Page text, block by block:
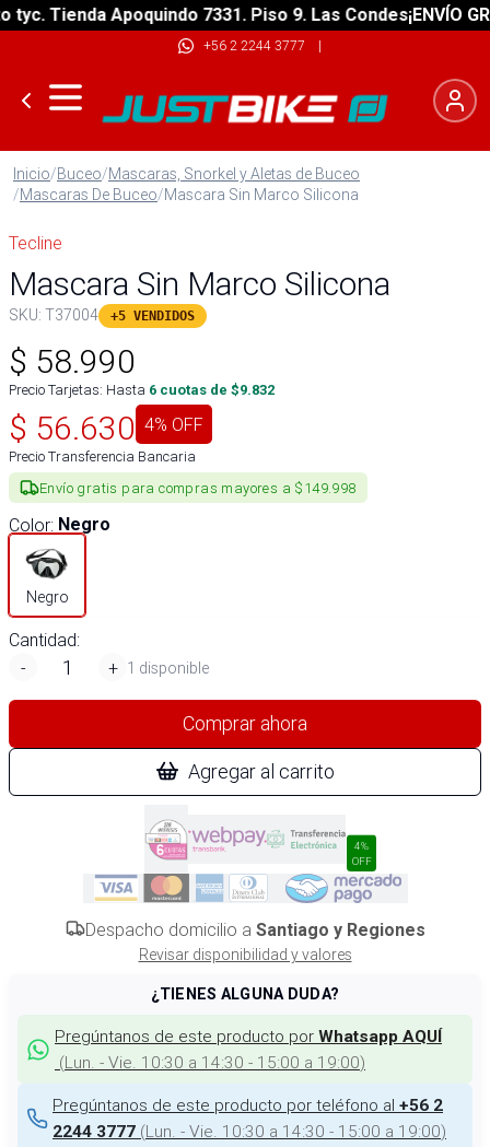
Tienda Apoquindo 7331. Piso 9. Las Condes¡ENVÍO
+56 2 2244 3777 |
Inicio/Buceo/Mascaras, Snorkel y Aletas de Buceo
/Mascaras De Buceo/Mascara Sin Marco Silicona
Tecline
Mascara Sin Marco Silicona
SKU: T37004 +5 VENDIDOS
$ 58.990
Precio Tarjetas: Hasta 6 cuotas de $9.832
$ 56.630 4% OFF
Precio Transferencia Bancaria
Envío gratis para compras mayores a $149.998
Color: Negro
Negro
Cantidad:
-
+ 1 disponible
Comprar ahora
Agregar al carrito
4%
OFF
Despacho domicilio a Santiago y Regiones
Revisar disponibilidad y valores
¿TIENES ALGUNA DUDA?
Pregúntanos de este producto por Whatsapp AQUÍ
(Lun. - Vie. 10:30 a 14:30 - 15:00 a 19:00)
Pregúntanos de este producto por teléfono al +56 2
2244 3777 (Lun. - Vie. 10:30 a 14:30 - 15:00 a 19:00)